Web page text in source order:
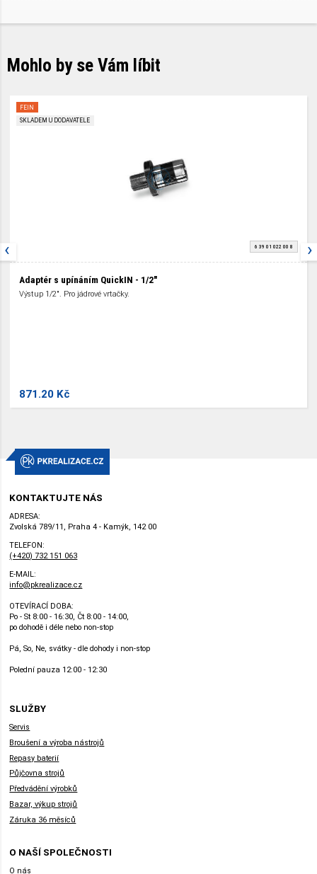
Mohlo by se Vám líbit
SKLADEM U DODAVATELE
FEIN
6 39 01 022 00 8
Adaptér s upínáním QuickIN - 1/2"
Výstup 1/2". Pro jádrové vrtačky.
871.20 Kč
‹ ›
KONTAKTUJTE NÁS
ADRESA:
Zvolská 789/11, Praha 4 - Kamýk, 142 00
TELEFON:
(+420) 732 151 063
E-MAIL:
info@pkrealizace.cz
OTEVÍRACÍ DOBA:
Po - St 8:00 - 16:30, Čt 8:00 - 14:00,
po dohodě i déle nebo non-stop
Pá, So, Ne, svátky - dle dohody i non-stop
Polední pauza 12:00 - 12:30
SLUŽBY
Servis
Broušení a výroba nástrojů
Repasy baterií
Půjčovna strojů
Předvádění výrobků
Bazar, výkup strojů
Záruka 36 měsíců
O NAŠÍ SPOLEČNOSTI
O nás